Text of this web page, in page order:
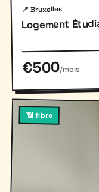
📍 Bruxelles
Logement
€500/mois
📶 fibre